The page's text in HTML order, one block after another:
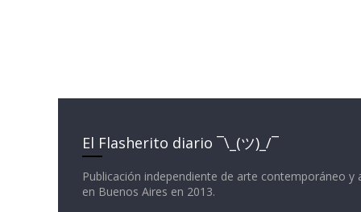
El Flasherito diario ¯\_(ツ)_/¯
Publicación independiente de arte contemporáneo y
en Buenos Aires en 2013.